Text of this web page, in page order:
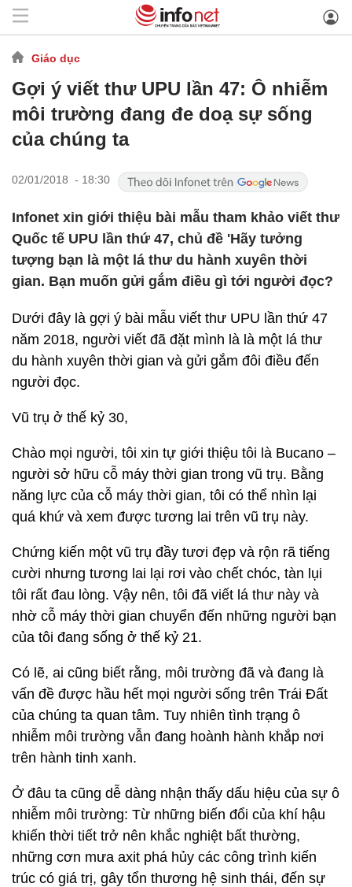
Giáo dục
Gợi ý viết thư UPU lần 47: Ô nhiễm
môi trường đang đe doạ sự sống
của chúng ta
02/01/2018 - 18:30
Infonet xin giới thiệu bài mẫu tham khảo viết thư
Quốc tế UPU lần thứ 47, chủ đề 'Hãy tưởng
tượng bạn là một lá thư du hành xuyên thời
gian. Bạn muốn gửi gắm điều gì tới người đọc?
Dưới đây là gợi ý bài mẫu viết thư UPU lần thứ 47
năm 2018, người viết đã đặt mình là là một lá thư
du hành xuyên thời gian và gửi gắm đôi điều đến
người đọc.
Vũ trụ ở thế kỷ 30,
Chào mọi người, tôi xin tự giới thiệu tôi là Bucano –
người sở hữu cỗ máy thời gian trong vũ trụ. Bằng
năng lực của cỗ máy thời gian, tôi có thể nhìn lại
quá khứ và xem được tương lai trên vũ trụ này.
Chứng kiến một vũ trụ đầy tươi đẹp và rộn rã tiếng
cười nhưng tương lai lại rơi vào chết chóc, tàn lụi
tôi rất đau lòng. Vậy nên, tôi đã viết lá thư này và
nhờ cỗ máy thời gian chuyển đến những người bạn
của tôi đang sống ở thế kỷ 21.
Có lẽ, ai cũng biết rằng, môi trường đã và đang là
vấn đề được hầu hết mọi người sống trên Trái Đất
của chúng ta quan tâm. Tuy nhiên tình trạng ô
nhiễm môi trường vẫn đang hoành hành khắp nơi
trên hành tinh xanh.
Ở đâu ta cũng dễ dàng nhận thấy dấu hiệu của sự ô
nhiễm môi trường: Từ những biến đổi của khí hậu
khiến thời tiết trở nên khắc nghiệt bất thường,
những cơn mưa axit phá hủy các công trình kiến
trúc có giá trị, gây tổn thương hệ sinh thái, đến sự